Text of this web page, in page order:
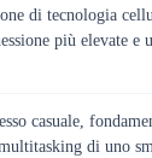
di tecnologia
più elevate e
casuale,
di uno